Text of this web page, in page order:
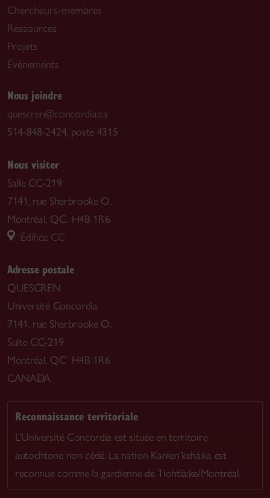
Chercheurs-membres
Ressources
Projets
Événements
Nous joindre
quescren@concordia.ca
514-848-2424, poste 4315
Nous visiter
Salle CC-219
7141, rue Sherbrooke O.
Montréal, QC H4B 1R6
Édifice CC
Adresse postale
QUESCREN
Université Concordia
7141, rue Sherbrooke O.
Suite CC-219
Montréal, QC H4B 1R6
CANADA
Reconnaissance territoriale
L’Université Concordia est située en territoire
autochtone non cédé. La nation Kanien’kehá:ka est
reconnue comme la gardienne de Tiohtià:ke/Montréal.